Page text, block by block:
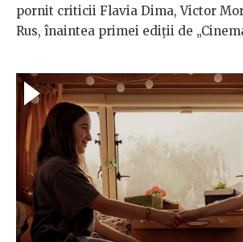
pornit criticii Flavia Dima, Victor
Rus, înaintea primei ediții de